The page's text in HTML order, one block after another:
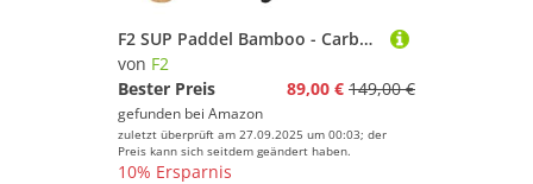
F2 SUP Paddel Bamboo - Carbon 3 teilig Wood 2024/25
von F2
Bester Preis
89,00 € 149,00 €
gefunden bei Amazon
zuletzt überprüft am 27.09.2025 um 00:03; der
Preis kann sich seitdem geändert haben.
10% Ersparnis